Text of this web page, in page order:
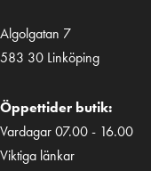
Algolgatan 7
583 30 Linköping
Öppettider butik:
Vardagar 07.00 - 16.00
Viktiga länkar